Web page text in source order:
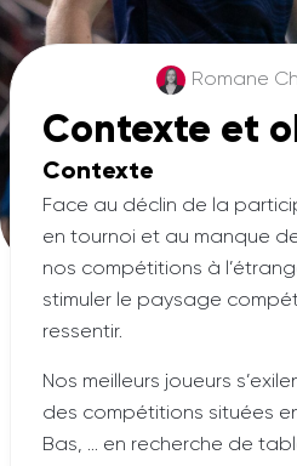
Romane
Contexte et
Contexte
Face au déclin de la
en tournoi et au manque
nos compétitions à
stimuler le paysage
ressentir.
Nos meilleurs joueurs
des compétitions situées
Bas, … en recherche de